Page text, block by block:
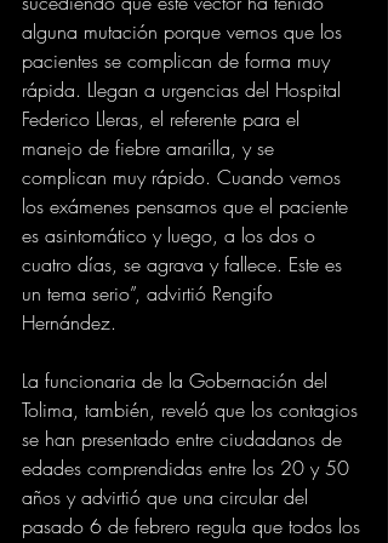
alguna mutación porque vemos que los
pacientes se complican de forma muy
rápida. Llegan a urgencias del Hospital
Federico Lleras, el referente para el
manejo de fiebre amarilla, y se
complican muy rápido. Cuando vemos
los exámenes pensamos que el paciente
es asintomático y luego, a los dos o
cuatro días, se agrava y fallece. Este es
un tema serio”, advirtió Rengifo
Hernández.
La funcionaria de la Gobernación del
Tolima, también, reveló que los contagios
se han presentado entre ciudadanos de
edades comprendidas entre los 20 y 50
años y advirtió que una circular del
pasado 6 de febrero regula que todos los